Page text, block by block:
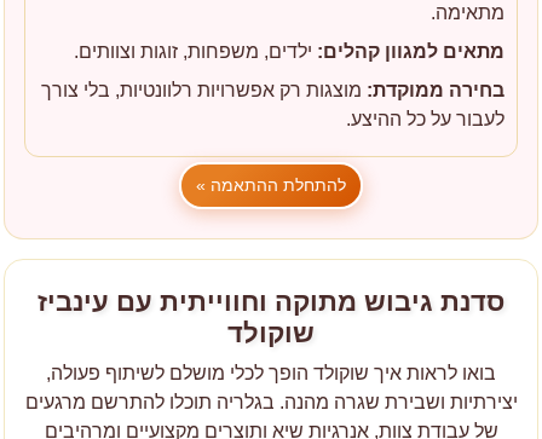
מתאימה.
מתאים למגוון קהלים: ילדים, משפחות, זוגות וצוותים.
בחירה ממוקדת: מוצגות רק אפשרויות רלוונטיות, בלי צורך
לעבור על כל ההיצע.
להתחלת ההתאמה »
סדנת גיבוש מתוקה וחווייתית עם עינביז
שוקולד
בואו לראות איך שוקולד הופך לכלי מושלם לשיתוף פעולה,
יצירתיות ושבירת שגרה מהנה. בגלריה תוכלו להתרשם מרגעים
של עבודת צוות, אנרגיות שיא ותוצרים מקצועיים ומרהיבים